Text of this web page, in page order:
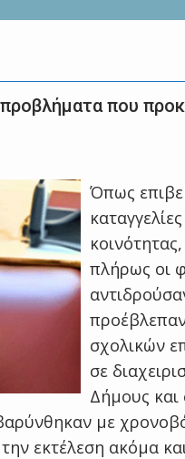
που
Όπως
πλήρως οι
σχολικών
σε
Δήμους και
με
εκτέλεση ακόμα